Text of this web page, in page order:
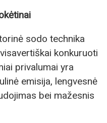
sodo technika
konkuruoti
privalumai yra
emisija, lengvesnė
bei mažesnis